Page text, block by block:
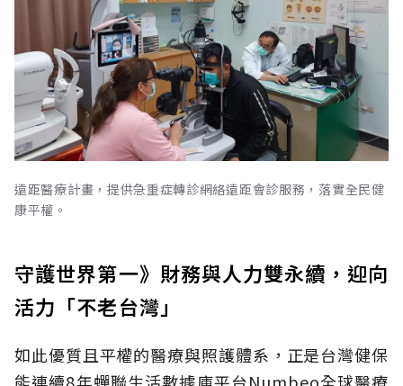
遠距醫療計畫，提供急重症轉診網絡遠距會診服務，落實全民健
康平權。
守護世界第一》財務與人力雙永續，迎向
活力「不老台灣」
如此優質且平權的醫療與照護體系，正是台灣健保